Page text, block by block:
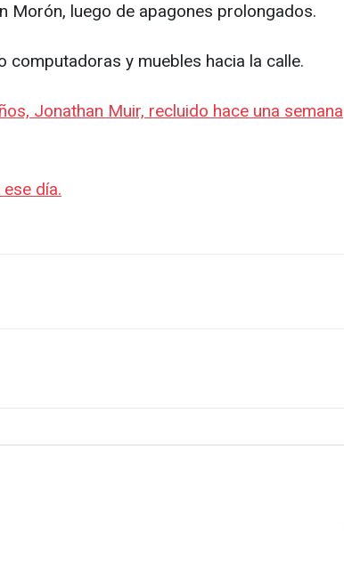
Morón, luego de apagones prolongados.
y muebles hacia la calle.
Jonathan Muir, recluido hace una semana
día.